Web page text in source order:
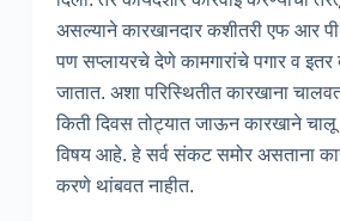
असल्याने कारखानदार कशीतरी एफ आर
पण सप्लायरचे देणे कामगारांचे पगार व
जातात. अशा परिस्थितीत कारखाना
किती दिवस तोट्यात जाऊन कारखाने
विषय आहे. हे सर्व संकट समोर असताना
करणे थांबवत नाहीत.